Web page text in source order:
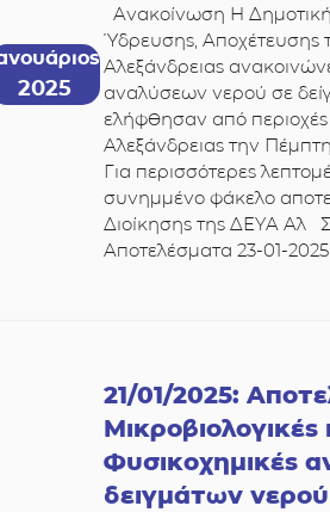
2025
Ανακοίνωση Η
Ύδρευσης, Αποχέτευσης
Αλεξάνδρειας
αναλύσεων νερού σε
ελήφθησαν από
Αλεξάνδρειας την
Για περισσότερες
συνημμένο φάκελο
Διοίκησης της ΔΕΥΑ Αλ
Αποτελέσματα 23-01-
21/01/2025:
Μικροβιολογικές
Φυσικοχημικές
δειγμάτων